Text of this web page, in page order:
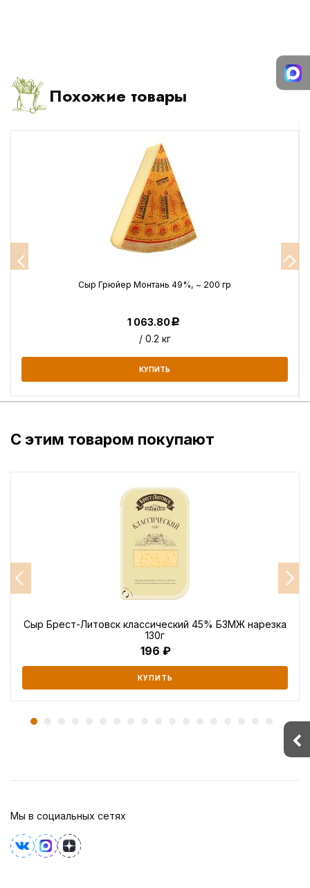
Похожие товары
Сыр Грюйер Монтань 49%, ~ 200 гр
1 063.80Р
/ 0.2 кг
КУПИТЬ
С этим товаром покупают
Сыр Брест-Литовск классический 45% БЗМЖ нарезка
130г
196
КУПИТЬ
Мы в социальных сетях